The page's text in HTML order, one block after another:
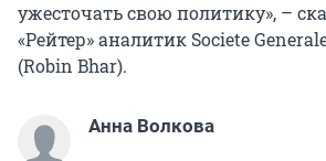
ужесточать свою политику», –
«Рейтер» аналитик Societe
(Robin Bhar).
Анна Волкова